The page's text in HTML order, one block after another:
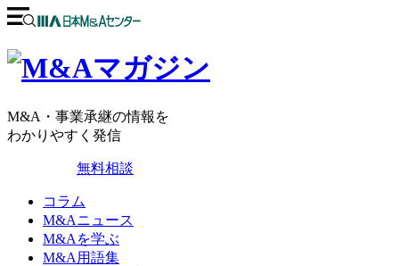
M&A・事業承継の情報を
わかりやすく発信
無料相談
コラム
M&Aニュース
M&Aを学ぶ
M&A用語集